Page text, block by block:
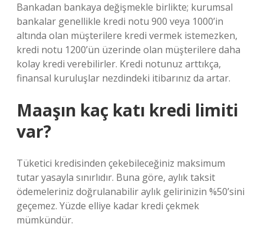
Bankadan bankaya değişmekle birlikte; kurumsal
bankalar genellikle kredi notu 900 veya 1000’in
altında olan müşterilere kredi vermek istemezken,
kredi notu 1200’ün üzerinde olan müşterilere daha
kolay kredi verebilirler. Kredi notunuz arttıkça,
finansal kuruluşlar nezdindeki itibarınız da artar.
Maaşın kaç katı kredi limiti
var?
Tüketici kredisinden çekebileceğiniz maksimum
tutar yasayla sınırlıdır. Buna göre, aylık taksit
ödemeleriniz doğrulanabilir aylık gelirinizin %50’sini
geçemez. Yüzde elliye kadar kredi çekmek
mümkündür.